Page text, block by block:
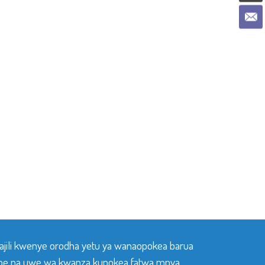
kwenye orodha yetu ya wanaopokea barua
na uwe wa kwanza kupokea fatwa mpya,